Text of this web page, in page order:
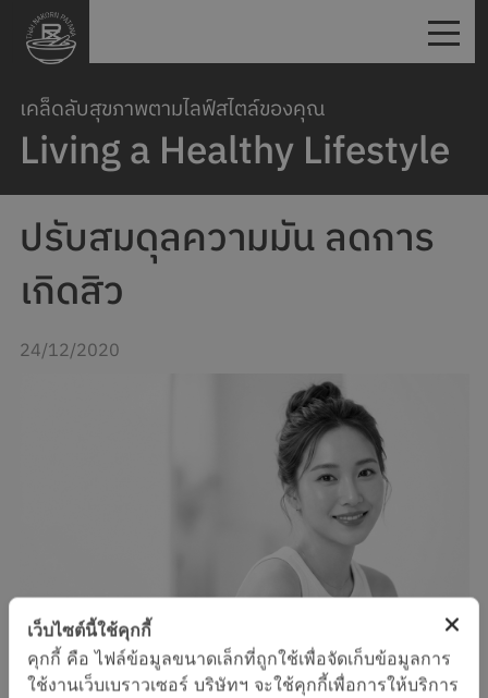
เคล็ดลับสุขภาพตามไลฟ์สไตล์ของคุณ
Living a Healthy Lifestyle
ปรับสมดุลความมัน ลดการ
เกิดสิว
24/12/2020
เว็บไซต์นี้ใช้คุกกี้
คุกกี้ คือ ไฟล์ข้อมูลขนาดเล็กที่ถูกใช้เพื่อจัดเก็บข้อมูลการ
ใช้งานเว็บเบราวเซอร์ บริษัทฯ จะใช้คุกกี้เพื่อการให้บริการ